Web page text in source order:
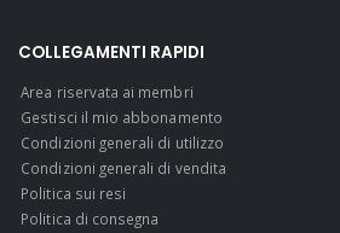
COLLEGAMENTI RAPIDI
Area riservata ai membri
Gestisci il mio abbonamento
Condizioni generali di utilizzo
Condizioni generali di vendita
Politica sui resi
Politica di consegna